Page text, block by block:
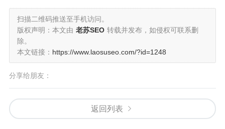
扫描二维码推送至手机访问。
版权声明：本文由 老苏SEO 转载并发布，如侵权可联系删
除。
本文链接： https://www.laosuseo.com/?id=1248
分享给朋友：
返回列表